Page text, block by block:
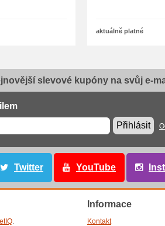
aktuálně platné
slevové kupóny na svůj e-
Přihlásit
Twitter YouTube
.
Informace
Kontakt